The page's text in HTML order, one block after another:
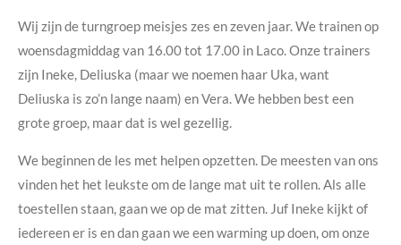
Wij zijn de turngroep meisjes zes en zeven jaar. We trainen op
woensdagmiddag van 16.00 tot 17.00 in Laco. Onze trainers
zijn Ineke, Deliuska (maar we noemen haar Uka, want
Deliuska is zo’n lange naam) en Vera. We hebben best een
grote groep, maar dat is wel gezellig.
We beginnen de les met helpen opzetten. De meesten van ons
vinden het het leukste om de lange mat uit te rollen. Als alle
toestellen staan, gaan we op de mat zitten. Juf Ineke kijkt of
iedereen er is en dan gaan we een warming up doen, om onze